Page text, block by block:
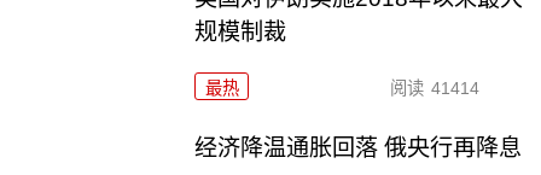
规模制裁
最热 阅读 41414
经济降温通胀回落 俄央行再降息